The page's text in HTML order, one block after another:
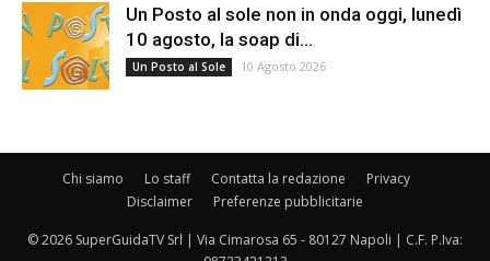
Un Posto al sole non in onda oggi, lunedì
10 agosto, la soap di...
Un Posto al Sole 10 Agosto 2026
Chi siamo Lo staff Contatta la redazione
Privacy
Disclaimer
Preferenze pubblicitarie
© 2026 SuperGuidaTV Srl | Via Cimarosa 65 - 80127 Napoli | C.F. P.Iva: